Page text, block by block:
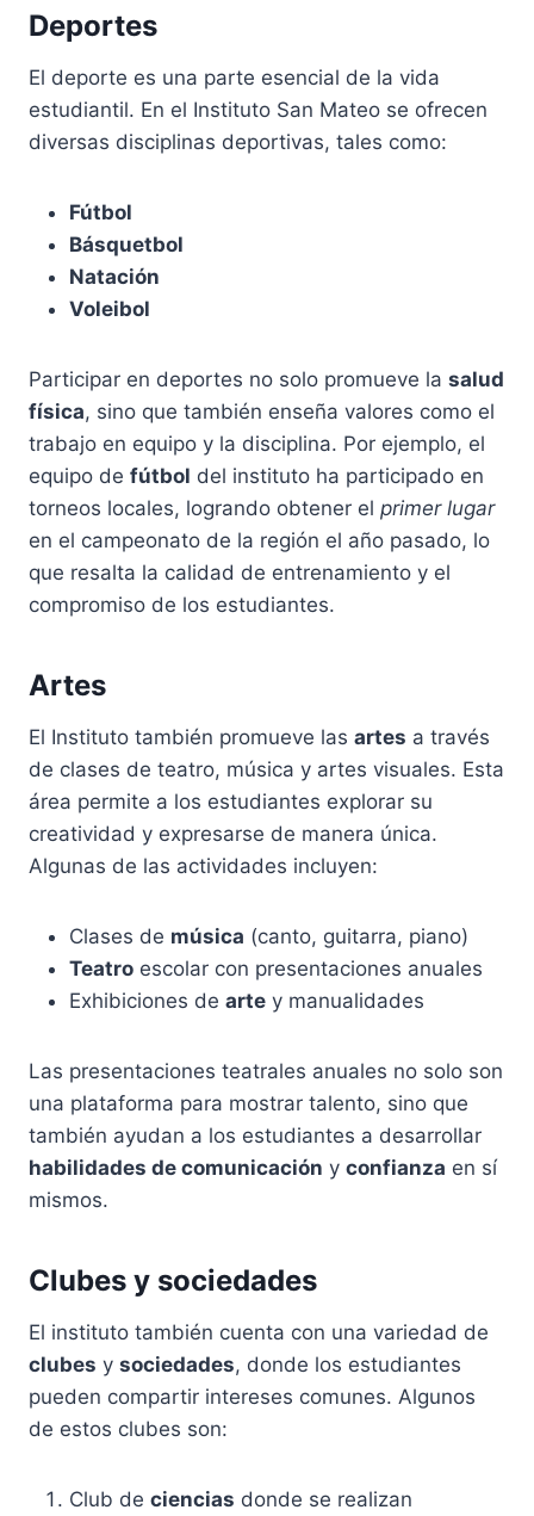
Deportes
El deporte es una parte esencial de la vida
estudiantil. En el Instituto San Mateo se ofrecen
diversas disciplinas deportivas, tales como:
Fútbol
Básquetbol
Natación
Voleibol
Participar en deportes no solo promueve la salud
física, sino que también enseña valores como el
trabajo en equipo y la disciplina. Por ejemplo, el
equipo de fútbol del instituto ha participado en
torneos locales, logrando obtener el primer lugar
en el campeonato de la región el año pasado, lo
que resalta la calidad de entrenamiento y el
compromiso de los estudiantes.
Artes
El Instituto también promueve las artes a través
de clases de teatro, música y artes visuales. Esta
área permite a los estudiantes explorar su
creatividad y expresarse de manera única.
Algunas de las actividades incluyen:
Clases de música (canto, guitarra, piano)
Teatro escolar con presentaciones anuales
Exhibiciones de arte y manualidades
Las presentaciones teatrales anuales no solo son
una plataforma para mostrar talento, sino que
también ayudan a los estudiantes a desarrollar
habilidades de comunicación y confianza en sí
mismos.
Clubes y sociedades
El instituto también cuenta con una variedad de
clubes y sociedades, donde los estudiantes
pueden compartir intereses comunes. Algunos
de estos clubes son:
Club de ciencias donde se realizan